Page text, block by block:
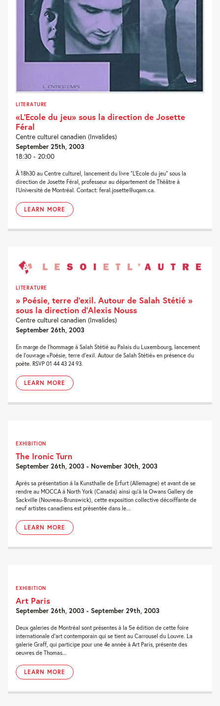
LITERATURE
«L’Ecole du jeu» sous la direction de Josette
Féral
Centre culturel canadien (Invalides)
September 25th, 2003
18:30 - 20:00
À 18h30 au Centre culturel, lancement du livre “L’Ecole du jeu” sous la
direction de Josette Féral, professeur au département de Théâtre à
l’Université de Montréal. Contact: feral.josette@uqam.ca.
LEARN MORE
LITERATURE
» Poésie, terre d’exil. Autour de Salah Stétié »
sous la direction d’Alexis Nouss
Centre culturel canadien (Invalides)
September 26th, 2003
En marge de l'hommage à Salah Stétié au Palais du Luxembourg, lancement
de l'ouvrage «Poésie, terre d'exil. Autour de Salah Stétié» en présence du
poète. RSVP 01 44 43 24 93.
LEARN MORE
EXHIBITION
The Ironic Turn
September 26th, 2003 - November 30th, 2003
Après sa présentation à la Kunsthalle de Erfurt (Allemagne) et avant de se
rendre au MOCCA à North York (Canada) ainsi qu’à la Owans Gallery de
Sackville (Nouveau-Brunswick), cette exposition collective décoiffante de
neuf artistes canadiens est présentée dans le...
LEARN MORE
EXHIBITION
Art Paris
September 26th, 2003 - September 29th, 2003
Deux galeries de Montréal sont présentes à la 5e édition de cette foire
internationale d’art contemporain qui se tient au Carrousel du Louvre. La
galerie Graff, qui participe pour une 4e année à Art Paris, présente des
oeuvres de Thomas...
LEARN MORE